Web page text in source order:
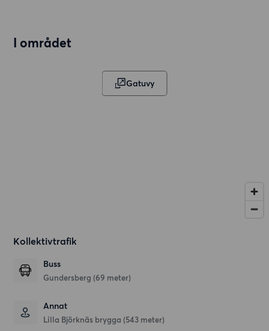
I området
Gatuvy
Kollektivtrafik
Buss
Gundersberg (69 meter)
Annat
Lilla Björknäs brygga (543 meter)